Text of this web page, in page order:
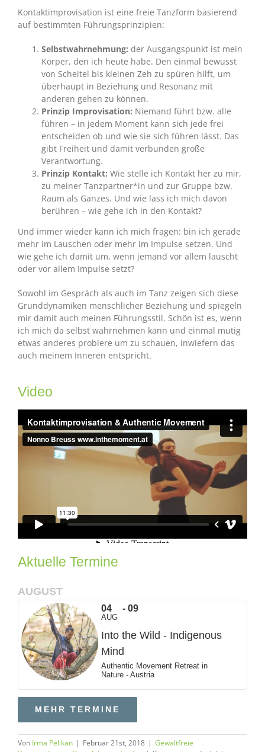
Kontaktimprovisation ist eine freie Tanzform basierend
auf bestimmten Führungsprinzipien:
Selbstwahrnehmung: der Ausgangspunkt ist mein
Körper, den ich heute habe. Den einmal bewusst
von Scheitel bis kleinen Zeh zu spüren hilft, um
überhaupt in Beziehung und Resonanz mit
anderen gehen zu können.
Prinzip Improvisation: Niemand führt bzw. alle
führen – in jedem Moment kann sich jede frei
entscheiden ob und wie sie sich führen lässt. Das
gibt Freiheit und damit verbunden große
Verantwortung.
Prinzip Kontakt: Wie stelle ich Kontakt her zu mir,
zu meiner Tanzpartner*in und zur Gruppe bzw.
Raum als Ganzes. Und wie lass ich mich davon
berühren – wie gehe ich in den Kontakt?
Und immer wieder kann ich mich fragen: bin ich gerade
mehr im Lauschen oder mehr im Impulse setzen. Und
wie gehe ich damit um, wenn jemand vor allem lauscht
oder vor allem Impulse setzt?
Sowohl im Gespräch als auch im Tanz zeigen sich diese
Grunddynamiken menschlicher Beziehung und spiegeln
mir damit auch meinen Führungsstil. Schön ist es, wenn
ich mich da selbst wahrnehmen kann und einmal mutig
etwas anderes probiere um zu schauen, inwiefern das
auch meinem Inneren entspricht.
Video
Aktuelle Termine
AUGUST
04
AUG
09
Into the Wild - Indigenous
Mind
Authentic Movement Retreat in
Nature - Austria
MEHR TERMINE
Von Irma Pelikan | Februar 21st, 2018 | Gewaltfreie